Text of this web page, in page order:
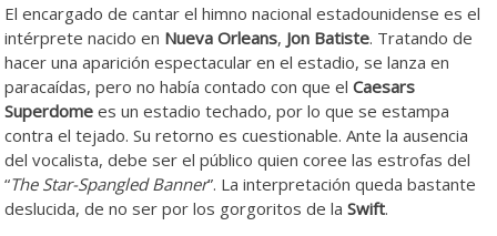
El encargado de cantar el himno nacional estadounidense es el
intérprete nacido en Nueva Orleans, Jon Batiste. Tratando de
hacer una aparición espectacular en el estadio, se lanza en
paracaídas, pero no había contado con que elCaesars
Superdome es un estadio techado, por lo que se estampa
contra el tejado. Su retorno es cuestionable. Ante la ausencia
del vocalista, debe ser el público quien coree las estrofas del
“The Star-Spangled Banner”. La interpretación queda bastante
deslucida, de no ser por los gorgoritos de laSwift.